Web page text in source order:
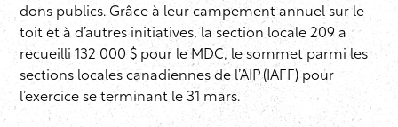
dons publics. Grâce à leur campement annuel sur le
toit et à d’autres initiatives, la section locale 209 a
recueilli 132 000 $ pour le MDC, le sommet parmi les
sections locales canadiennes de l’AIP (IAFF) pour
l’exercice se terminant le 31 mars.